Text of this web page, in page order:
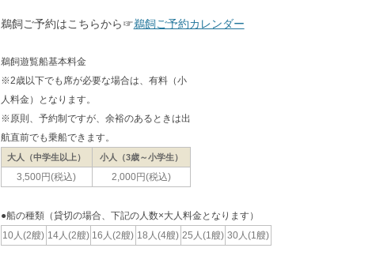
鵜飼ご予約はこちらから☞鵜飼ご予約カレンダー
鵜飼遊覧船基本料金
※2歳以下でも席が必要な場合は、有料（小
人料金）となります。
※原則、予約制ですが、余裕のあるときは出
航直前でも乗船できます。
大人（中学生以上） 小人（3歳～小学生）
3,500円(税込) 2,000円(税込)
●船の種類（貸切の場合、下記の人数×大人料金となります）
10人(2艘) 14人(2艘) 16人(2艘) 18人(4艘) 25人(1艘) 30人(1艘)